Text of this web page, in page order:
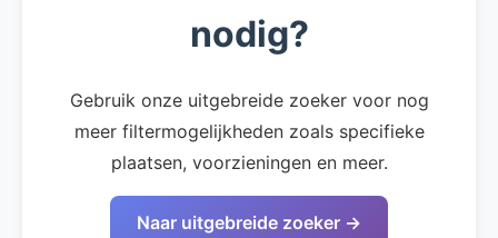
nodig?
Gebruik onze uitgebreide zoeker voor nog
meer filtermogelijkheden zoals specifieke
plaatsen, voorzieningen en meer.
Naar uitgebreide zoeker →